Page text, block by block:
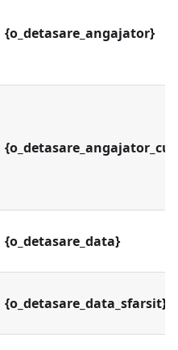
{o_detasare_angajator}
{o_detasare_data}
{o_detasare_data_sfarsit}